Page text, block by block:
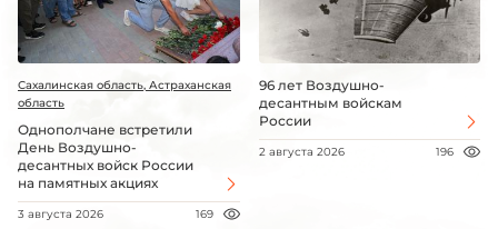
Сахалинская область, Астраханская
область
Однополчане встретили
День Воздушно-
десантных войск России
на памятных акциях
3 августа 2026 169
96 лет Воздушно-
десантным войскам
России
2 августа 2026 196